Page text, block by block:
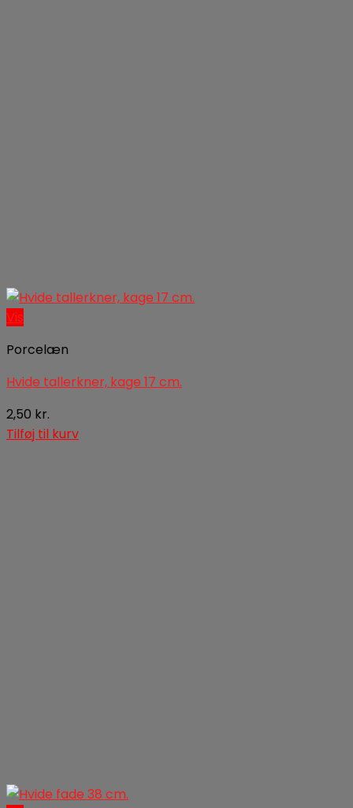
Porcelæn
Hvide tallerkner, kage 17 cm.
2,50 kr.
Tilføj til kurv